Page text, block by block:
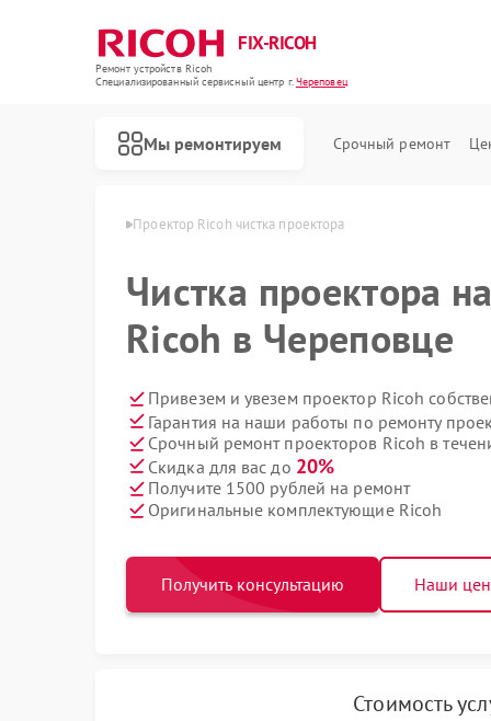
FIX-RICOH
Ремонт устройств Ricoh
Специализированный cервисный центр г.Череповец
Мы ремонтируем Срочный ремонт
Ricoh в Череповце Проектор Ricoh чистка проектора
Чистка проектора
Ricoh в Череповце
Привезем и увезем проектор Ricoh
Гарантия на наши работы по ремонту
Срочный ремонт проекторов Ricoh в
Скидка для вас до 20%
Получите 1500 рублей на ремонт
Оригинальные комплектующие Ricoh
Получить консультацию Наши
Стоимость